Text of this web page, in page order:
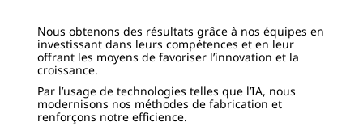
Nous obtenons des résultats grâce à nos équipes en
investissant dans leurs compétences et en leur
offrant les moyens de favoriser l’innovation et la
croissance.
Par l’usage de technologies telles que l’IA, nous
modernisons nos méthodes de fabrication et
renforçons notre efficience.